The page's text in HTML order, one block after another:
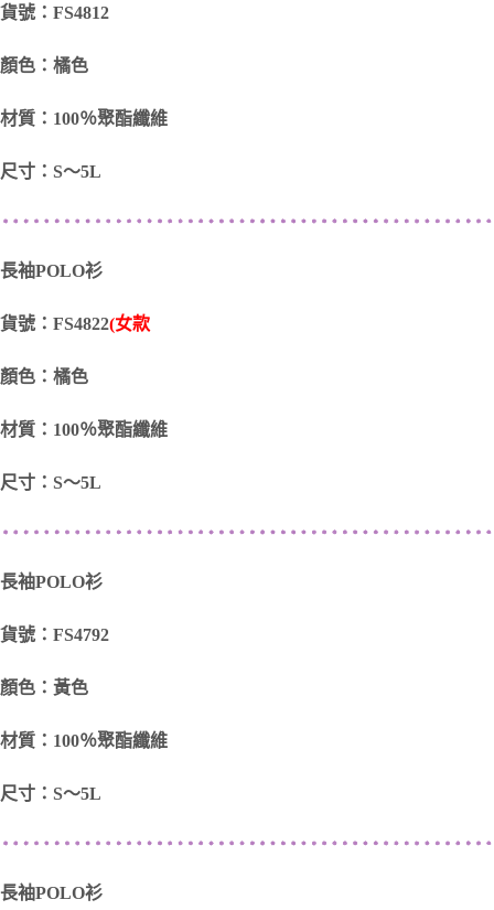
貨號：FS4812
顏色：橘色
材質：100％聚酯纖維
尺寸：S～5L
長袖POLO衫
貨號：FS4822(女款
顏色：橘色
材質：100％聚酯纖維
尺寸：S～5L
長袖POLO衫
貨號：FS4792
顏色：黃色
材質：100％聚酯纖維
尺寸：S～5L
長袖POLO衫